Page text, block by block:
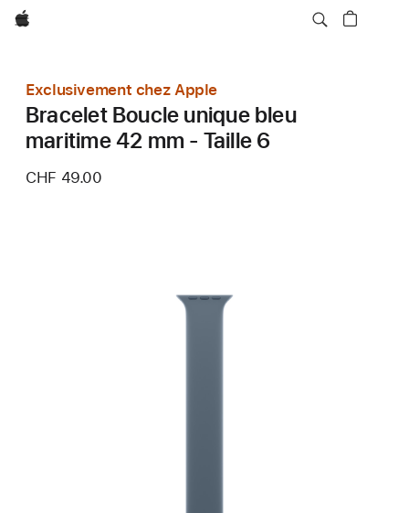
Apple
Exclusivement chez Apple
Bracelet Boucle unique bleu
maritime 42 mm - Taille 6
CHF 49.00